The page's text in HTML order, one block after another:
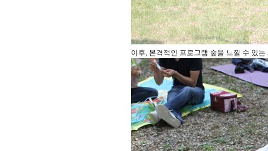
이후, 본격적인 프로그램 숲을 느낄 수 있